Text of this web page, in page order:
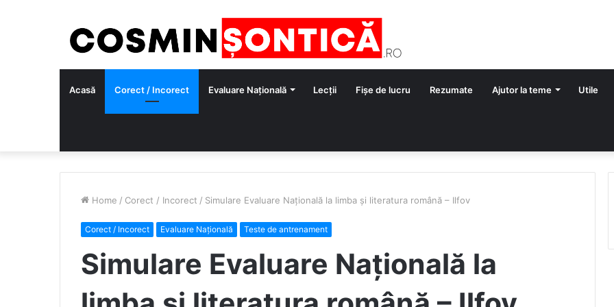
Acasă Corect / Incorect Evaluare Națională Lecții Fișe de lucru Rezumate Ajutor la teme Utile
Home / Corect / Incorect / Simulare Evaluare Națională la limba și literatura română – Ilfov
Corect / Incorect Evaluare Națională Teste de antrenament
Simulare Evaluare Națională la